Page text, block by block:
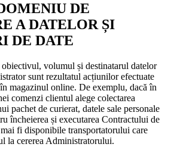
DE
A DATELOR ȘI
DE DATE
volumul și destinatarul datelor
sunt rezultatul acțiunilor efectuate
magazinul online. De exemplu, dacă în
comenzi clientul alege colectarea
pachet de curierat, datele sale personale
încheierea și executarea Contractului de
fi disponibile transportatorului care
la cererea Administratorului.